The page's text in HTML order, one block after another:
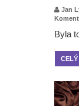
Jan
Byla